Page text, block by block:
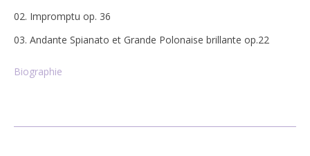
Impromptu op. 36
Andante Spianato et Grande Polonaise brillante op.22
Biographie